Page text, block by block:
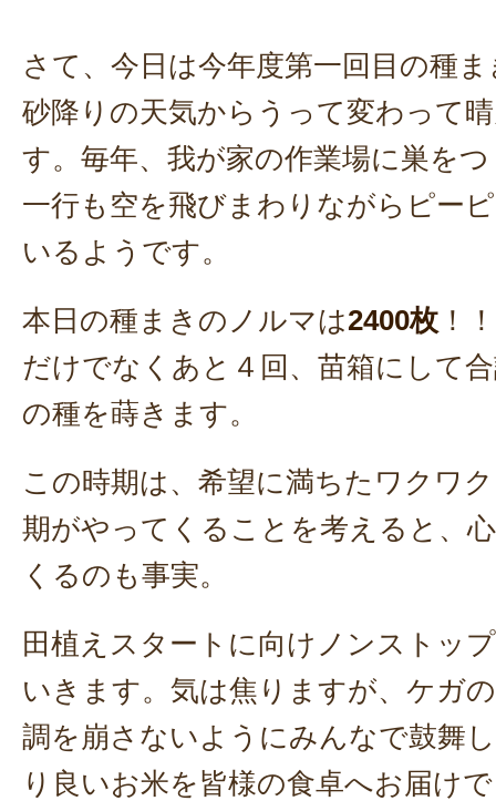
さて、今日は今年度第一回目の種
砂降りの天気からうって変わって
す。毎年、我が家の作業場に巣を
一行も空を飛びまわりながらピー
いるようです。
本日の種まきのノルマは2400枚 ！
だけでなくあと４回、苗箱にして
の種を蒔きます。
この時期は、希望に満ちたワクワ
期がやってくることを考えると、
くるのも事実。
田植えスタートに向けノンストッ
いきます。気は焦りますが、ケガ
調を崩さないようにみんなで鼓舞
り良いお米を皆様の食卓へお届け